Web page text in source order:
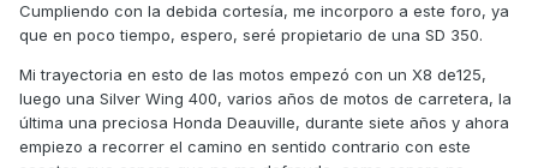
Cumpliendo con la debida cortesía, me incorporo a este foro, ya
que en poco tiempo, espero, seré propietario de una SD 350.
Mi trayectoria en esto de las motos empezó con un X8 de125,
luego una Silver Wing 400, varios años de motos de carretera, la
última una preciosa Honda Deauville, durante siete años y ahora
empiezo a recorrer el camino en sentido contrario con este